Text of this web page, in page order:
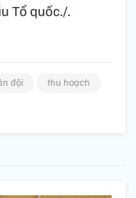
Tổ quốc./.
đội
thu hoạch